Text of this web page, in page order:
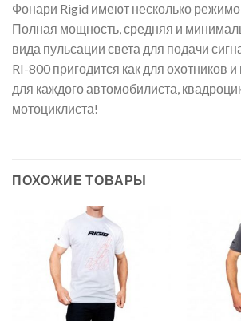
Фонари Rigid имеют несколько
Полная мощность, средняя и
вида пульсации света для подачи
RI-800 пригодится как для охотников
для каждого автомобилиста,
мотоциклиста!
ПОХОЖИЕ ТОВАРЫ